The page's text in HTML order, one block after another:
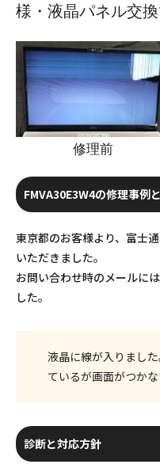
様・液晶パネル交
修理前
FMVA30E3W4の修理事例
東京都のお客様より、富士
いただきました。
お問い合わせ時のメールに
した。
液晶に線が入りまし
ているが画面がつか
診断と対応方針